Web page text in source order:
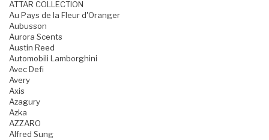
ATTAR COLLECTION
Au Pays de la Fleur d'Oranger
Aubusson
Aurora Scents
Austin Reed
Automobili Lamborghini
Avec Defi
Avery
Axis
Azagury
Azka
AZZARO
Alfred Sung